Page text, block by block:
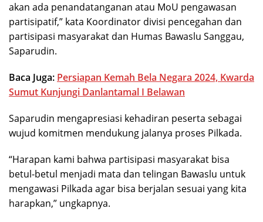
akan ada penandatanganan atau MoU pengawasan
partisipatif,” kata Koordinator divisi pencegahan dan
partisipasi masyarakat dan Humas Bawaslu Sanggau,
Saparudin.
Baca Juga: Persiapan Kemah Bela Negara 2024, Kwarda
Sumut Kunjungi Danlantamal I Belawan
Saparudin mengapresiasi kehadiran peserta sebagai
wujud komitmen mendukung jalanya proses Pilkada.
“Harapan kami bahwa partisipasi masyarakat bisa
betul-betul menjadi mata dan telingan Bawaslu untuk
mengawasi Pilkada agar bisa berjalan sesuai yang kita
harapkan,” ungkapnya.